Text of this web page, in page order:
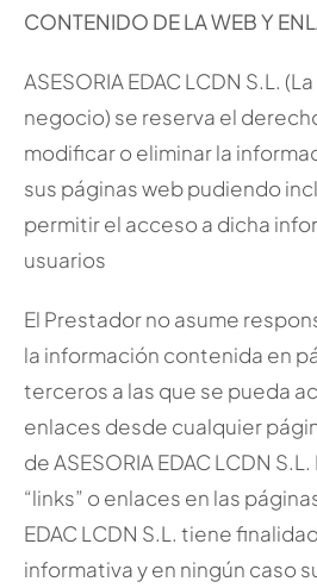
CONTENIDO DE LA WEB Y
ASESORIA EDAC LCDN S.L.
negocio) se reserva el
modificar o eliminar la
sus páginas web pudiendo
permitir el acceso a dicha
usuarios
El Prestador no asume
la información contenida en
terceros a las que se pueda
enlaces desde cualquier
de ASESORIA EDAC LCDN
“links” o enlaces en las
EDAC LCDN S.L. tiene
informativa y en ningún caso